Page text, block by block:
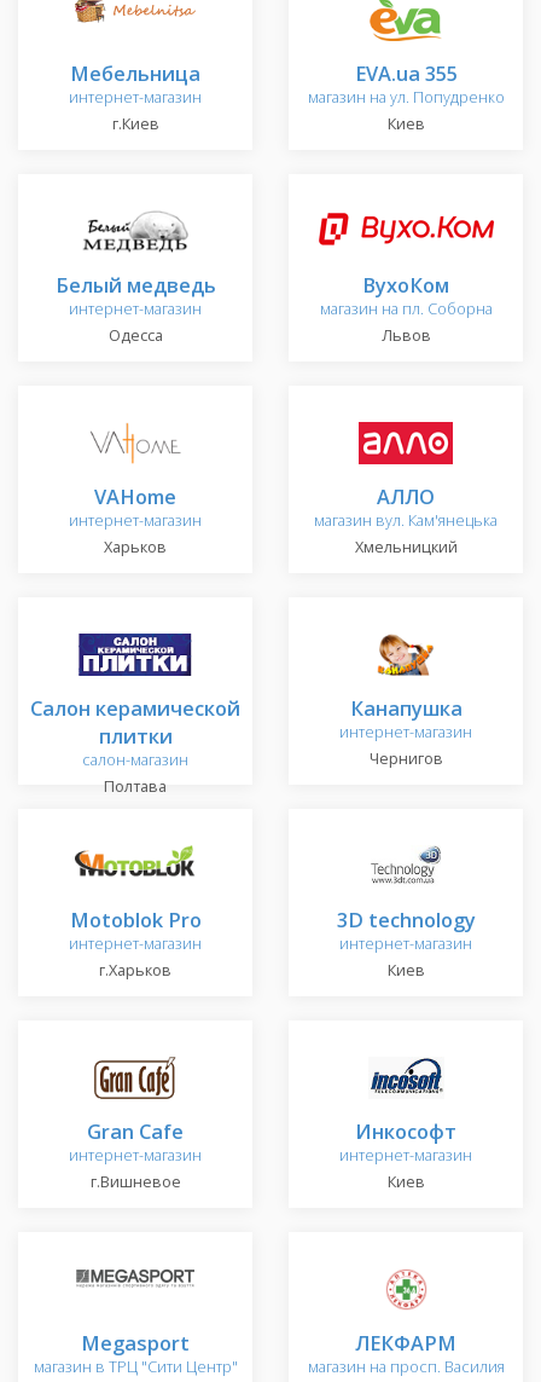
Мебельница
интернет-магазин
г.Киев
EVA.ua 355
магазин на ул. Попудренко
Киев
Белый медведь
интернет-магазин
Одесса
ВухоКом
магазин на пл. Соборна
Львов
VAHome
интернет-магазин
Харьков
АЛЛО
магазин вул. Кам'янецька
Хмельницкий
Салон керамической
плитки
салон-магазин
Полтава
Канапушка
интернет-магазин
Чернигов
Motoblok Pro
интернет-магазин
г.Харьков
3D technology
интернет-магазин
Киев
Gran Cafe
интернет-магазин
г.Вишневое
Инкософт
интернет-магазин
Киев
Megasport
магазин в ТРЦ "Сити Центр"
ЛЕКФАРМ
магазин на просп. Василия